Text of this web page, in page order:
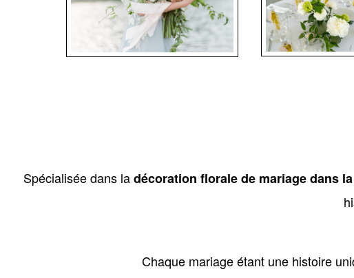
Spécialisée dans ladécoration florale de mariage dans
Chaque mariage étant une histoire